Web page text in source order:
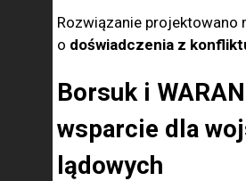
Rozwiązanie projektowano
o doświadczenia z
Borsuk i
wsparcie dla
lądowych